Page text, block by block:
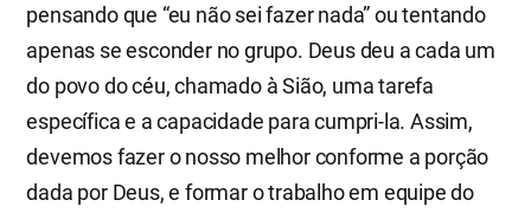
pensando que “eu não sei fazer nada” ou tentando
apenas se esconder no grupo. Deus deu a cada um
do povo do céu, chamado à Sião, uma tarefa
específica e a capacidade para cumpri-la. Assim,
devemos fazer o nosso melhor conforme a porção
dada por Deus, e formar o trabalho em equipe do